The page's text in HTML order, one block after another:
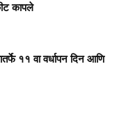
कापले
११ वा वर्धापन दिन आणि